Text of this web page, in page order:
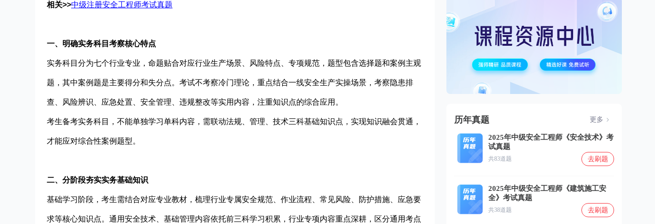
相关>>中级注册安全工程师考试真题
一、明确实务科目考察核心特点
实务科目分为七个行业专业，命题贴合对应行业生产场景、风险特点、专项规范，题型包含选择题和案例主观
题，其中案例题是主要得分和失分点。考试不考察冷门理论，重点结合一线安全生产实操场景，考察隐患排
查、风险辨识、应急处置、安全管理、违规整改等实用内容，注重知识点的综合应用。
考生备考实务科目，不能单独学习单科内容，需联动法规、管理、技术三科基础知识点，实现知识融会贯通，
才能应对综合性案例题型。
二、分阶段夯实实务基础知识
基础学习阶段，考生需结合对应专业教材，梳理行业专属安全规范、作业流程、常见风险、防护措施、应急要
求等核心知识点。通用安全技术、基础管理内容依托前三科学习积累，行业专项内容重点深耕，区分通用考点
历年真题 更多
2025年中级安全工程师《安全技术》考
试真题
共83道题 去刷题
2025年中级安全工程师《建筑施工安
全》考试真题
共38道题 去刷题